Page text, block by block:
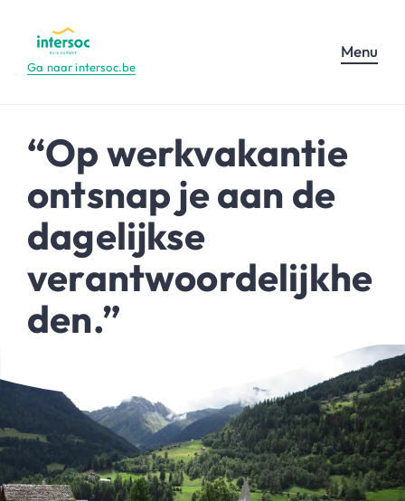
Ga naar intersoc.be
Menu
“Op werkvakantie
ontsnap je aan de
dagelijkse
verantwoordelijkhe
den.”